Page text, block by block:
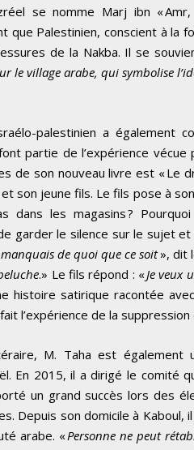
se nomme Marj ibn «
que Palestinien, conscient à la
de la Nakba. Il se
le village arabe, qui symbolise
palestinien a également
partie de l’expérience vécue
de son nouveau livre est « Le
son jeune fils. Le fils pose à
les magasins ?
garder le silence sur le sujet
manquais de quoi que ce soit», dit
.» Le fils répond : «Je veux
histoire satirique racontée
l’expérience de la
M. Taha est également
En 2015, il a dirigé le comité
un grand succès lors des
Depuis son domicile à
arabe. «Personne ne peut